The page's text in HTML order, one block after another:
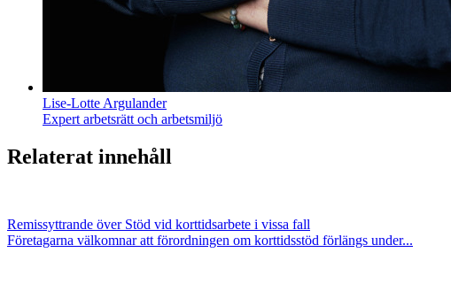
Lise-Lotte Argulander
Expert arbetsrätt och arbetsmiljö
Relaterat innehåll
Remissyttrande över Stöd vid korttidsarbete i vissa fall
Företagarna välkomnar att förordningen om korttidsstöd förlängs under...